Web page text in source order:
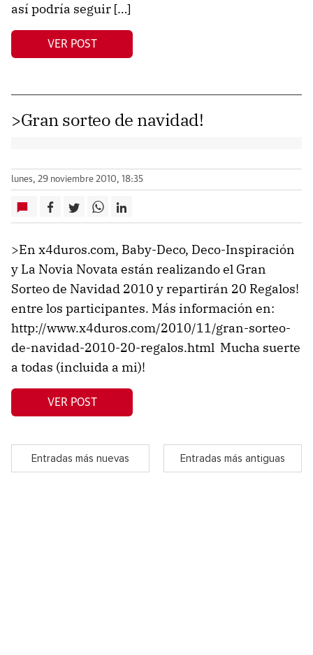
así podría seguir […]
VER POST
>Gran sorteo de navidad!
lunes, 29 noviembre 2010, 18:35
>En x4duros.com, Baby-Deco, Deco-Inspiración
y La Novia Novata están realizando el Gran
Sorteo de Navidad 2010 y repartirán 20 Regalos!
entre los participantes. Más información en:
http://www.x4duros.com/2010/11/gran-sorteo-
de-navidad-2010-20-regalos.html Mucha suerte
a todas (incluida a mi)!
VER POST
Entradas más nuevas Entradas más antiguas